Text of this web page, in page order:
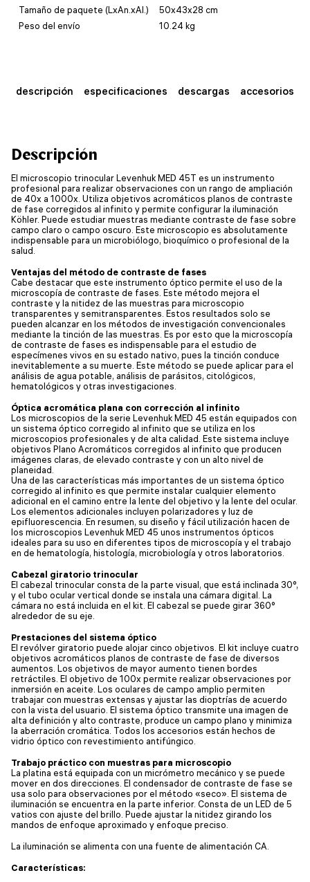
Tamaño de paquete (LxAn.xAl.)
50x43x28 cm
Peso del envío
10.24 kg
descripción especificaciones descargas accesorios
Descripción
El microscopio trinocular Levenhuk MED 45T es un instrumento
profesional para realizar observaciones con un rango de ampliación
de 40x a 1000x. Utiliza objetivos acromáticos planos de contraste
de fase corregidos al infinito y permite configurar la iluminación
Köhler. Puede estudiar muestras mediante contraste de fase sobre
campo claro o campo oscuro. Este microscopio es absolutamente
indispensable para un microbiólogo, bioquímico o profesional de la
salud.
Ventajas del método de contraste de fases
Cabe destacar que este instrumento óptico permite el uso de la
microscopía de contraste de fases. Este método mejora el
contraste y la nitidez de las muestras para microscopio
transparentes y semitransparentes. Estos resultados solo se
pueden alcanzar en los métodos de investigación convencionales
mediante la tinción de las muestras. Es por esto que la microscopía
de contraste de fases es indispensable para el estudio de
especímenes vivos en su estado nativo, pues la tinción conduce
inevitablemente a su muerte. Este método se puede aplicar para el
análisis de agua potable, análisis de parásitos, citológicos,
hematológicos y otras investigaciones.
Óptica acromática plana con corrección al infinito
Los microscopios de la serie Levenhuk MED 45 están equipados con
un sistema óptico corregido al infinito que se utiliza en los
microscopios profesionales y de alta calidad. Este sistema incluye
objetivos Plano Acromáticos corregidos al infinito que producen
imágenes claras, de elevado contraste y con un alto nivel de
planeidad.
Una de las características más importantes de un sistema óptico
corregido al infinito es que permite instalar cualquier elemento
adicional en el camino entre la lente del objetivo y la lente del ocular.
Los elementos adicionales incluyen polarizadores y luz de
epifluorescencia. En resumen, su diseño y fácil utilización hacen de
los microscopios Levenhuk MED 45 unos instrumentos ópticos
ideales para su uso en diferentes tipos de microscopía y el trabajo
en de hematología, histología, microbiología y otros laboratorios.
Cabezal giratorio trinocular
El cabezal trinocular consta de la parte visual, que está inclinada 30°,
y el tubo ocular vertical donde se instala una cámara digital. La
cámara no está incluida en el kit. El cabezal se puede girar 360°
alrededor de su eje.
Prestaciones del sistema óptico
El revólver giratorio puede alojar cinco objetivos. El kit incluye cuatro
objetivos acromáticos planos de contraste de fase de diversos
aumentos. Los objetivos de mayor aumento tienen bordes
retráctiles. El objetivo de 100x permite realizar observaciones por
inmersión en aceite. Los oculares de campo amplio permiten
trabajar con muestras extensas y ajustar las dioptrías de acuerdo
con la vista del usuario. El sistema óptico transmite una imagen de
alta definición y alto contraste, produce un campo plano y minimiza
la aberración cromática. Todos los accesorios están hechos de
vidrio óptico con revestimiento antifúngico.
Trabajo práctico con muestras para microscopio
La platina está equipada con un micrómetro mecánico y se puede
mover en dos direcciones. El condensador de contraste de fase se
usa solo para observaciones por el método «seco». El sistema de
iluminación se encuentra en la parte inferior. Consta de un LED de 5
vatios con ajuste del brillo. Puede ajustar la nitidez girando los
mandos de enfoque aproximado y enfoque preciso.
La iluminación se alimenta con una fuente de alimentación CA.
Características: